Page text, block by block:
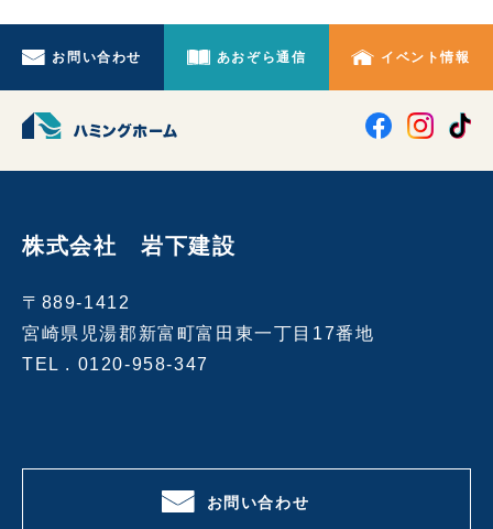
お問い合わせ あおぞら通信 イベント情報
株式会社 岩下建設
〒889-1412
宮崎県児湯郡新富町富田東一丁目17番地
TEL . 0120-958-347
お問い合わせ